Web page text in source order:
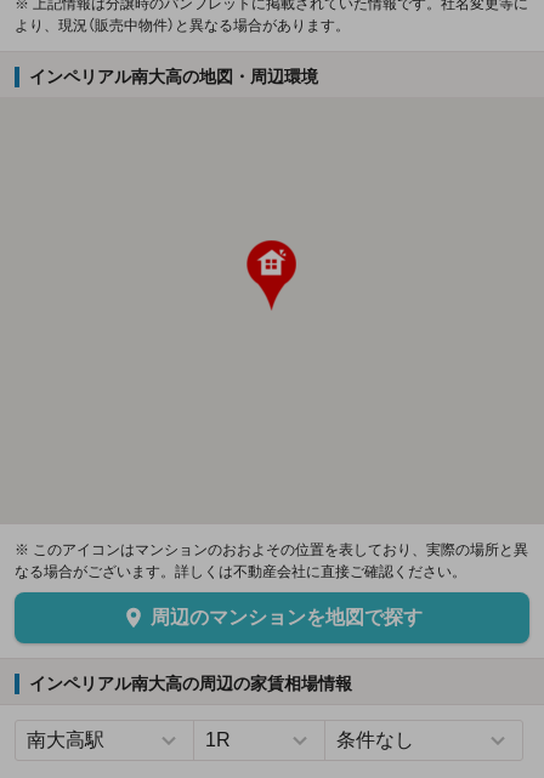
より、現況（販売中物件）と異なる場合があります。
インペリアル南大高の地図・周辺環境
※ このアイコンはマンションのおおよその位置を表しており、実際の場所と異
なる場合がございます。詳しくは不動産会社に直接ご確認ください。
周辺のマンションを地図で探す
インペリアル南大高の周辺の家賃相場情報